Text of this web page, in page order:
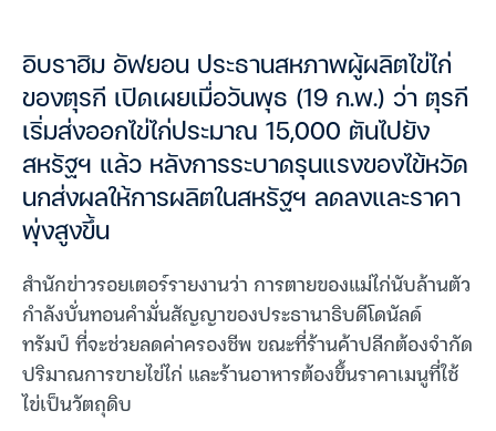
อิบราฮิม อัฟยอน ประธานสหภาพผู้ผลิตไข่ไก่
ของตุรกี เปิดเผยเมื่อวันพุธ (19 ก.พ.) ว่า ตุรกี
เริ่มส่งออกไข่ไก่ประมาณ 15,000 ตันไปยัง
สหรัฐฯ แล้ว หลังการระบาดรุนแรงของไข้หวัด
นกส่งผลให้การผลิตในสหรัฐฯ ลดลงและราคา
พุ่งสูงขึ้น
สำนักข่าวรอยเตอร์รายงานว่า การตายของแม่ไก่นับล้านตัว
กำลังบั่นทอนคำมั่นสัญญาของประธานาธิบดีโดนัลด์
ทรัมป์ ที่จะช่วยลดค่าครองชีพ ขณะที่ร้านค้าปลีกต้องจำกัด
ปริมาณการขายไข่ไก่ และร้านอาหารต้องขึ้นราคาเมนูที่ใช้
ไข่เป็นวัตถุดิบ